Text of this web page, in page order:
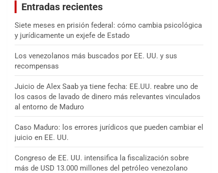
Entradas recientes
Siete meses en prisión federal: cómo cambia psicológica
y jurídicamente un exjefe de Estado
Los venezolanos más buscados por EE. UU. y sus
recompensas
Juicio de Alex Saab ya tiene fecha: EE.UU. reabre uno de
los casos de lavado de dinero más relevantes vinculados
al entorno de Maduro
Caso Maduro: los errores jurídicos que pueden cambiar el
juicio en EE. UU.
Congreso de EE. UU. intensifica la fiscalización sobre
más de USD 13.000 millones del petróleo venezolano